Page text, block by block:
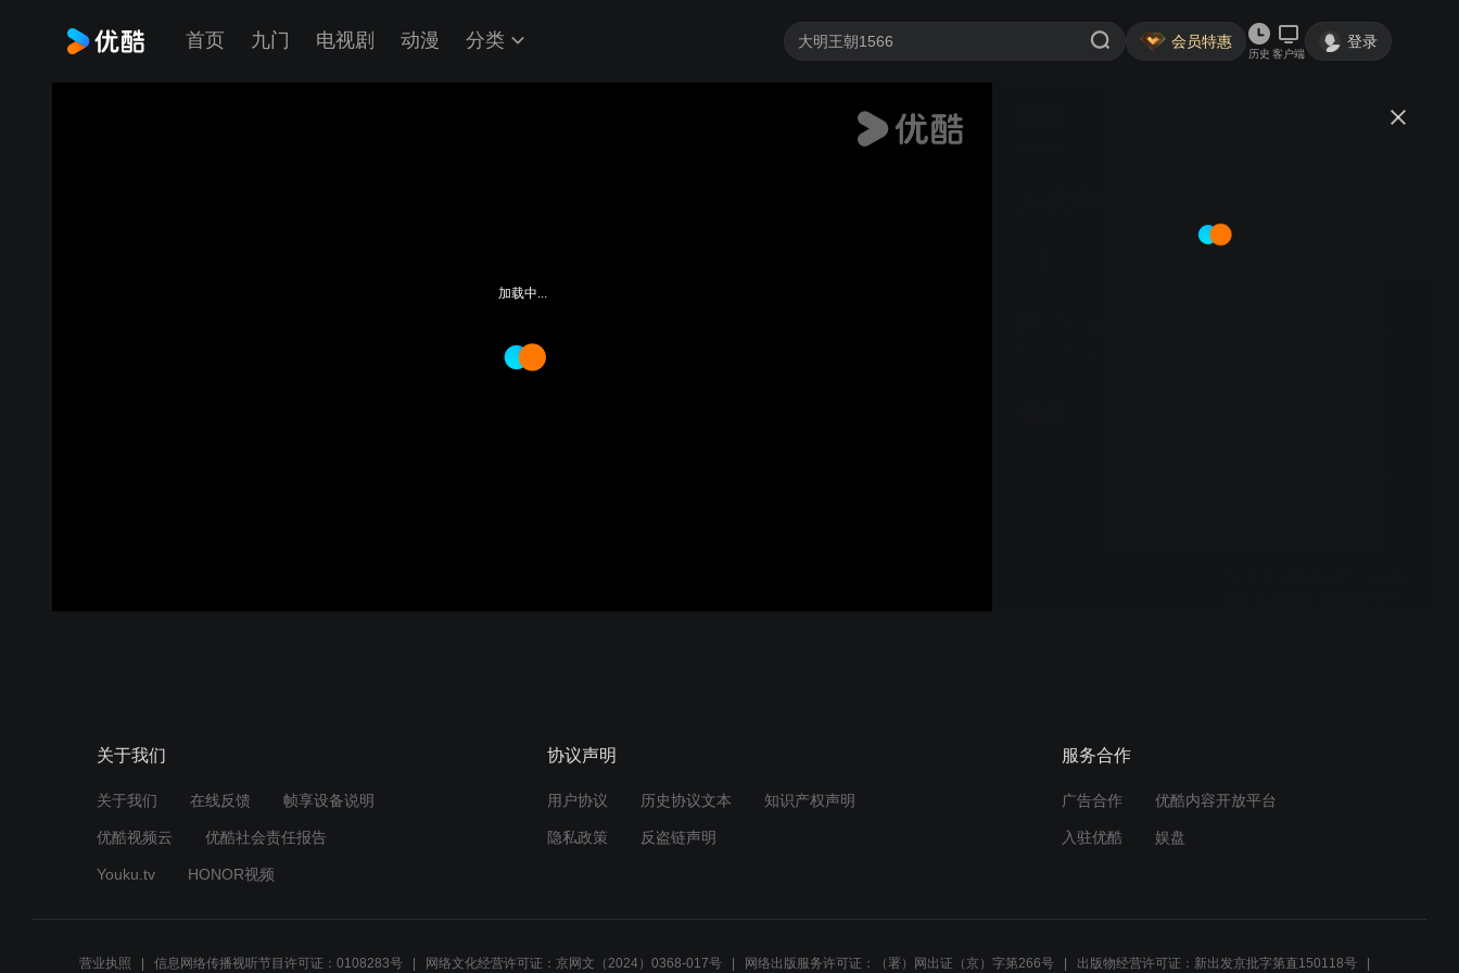
首页 九门 电视剧 动漫 分类 会员特惠
历史 客户端
登录
加载中...
过程
关于我们
关于我们 在线反馈 帧享设备说明
优酷视频云 优酷社会责任报告
Youku.tv HONOR视频
协议声明
用户协议 历史协议文本 知识产权声明
隐私政策 反盗链声明
服务合作
广告合作 优酷内容开放平台
入驻优酷 娱盘
营业执照 信息网络传播视听节目许可证：0108283号 网络文化经营许可证：京网文（2024）0368-017号 网络出版服务许可证：（署）网出证（京）字第266号 出版物经营许可证：新出发京批字第直150118号